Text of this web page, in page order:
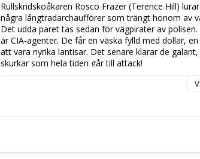
Rullskridskoåkaren Rosco Frazer (Terence Hill)
några långtradarchaufförer som trängt honom av
Det udda paret tas sedan för vägpirater av
är CIA-agenter. De får en väska fylld med dollar,
att vara nyrika lantisar. Det senare klarar de
skurkar som hela tiden går till attack!